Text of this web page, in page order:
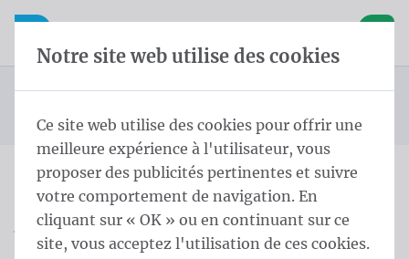
Skip content
Sauter la sélection de la langue
Ouvrir la navigation mobile
Vous êtes ici :
Mât cylindrique avec système de potence
Mastodont 8,0 m - ⌀ 100/4 White
Mastodont 8,0 m - ⌀ 100/4
White
Notre site web utilise des cookies
Ce site web utilise des cookies pour offrir une
meilleure expérience à l'utilisateur, vous
proposer des publicités pertinentes et suivre
votre comportement de navigation. En
cliquant sur « OK » ou en continuant sur ce
site, vous acceptez l'utilisation de ces cookies.